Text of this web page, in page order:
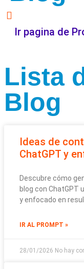
Ir pagina de
Lista
Blog
Ideas de
ChatGPT y
Descubre cómo
blog con ChatGPT
y enfocado en
IR AL PROMPT »
28/01/2026 No hay